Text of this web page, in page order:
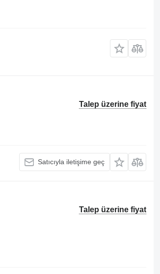
Talep üzerine fiyat
Satıcıyla iletişime geç
Talep üzerine fiyat